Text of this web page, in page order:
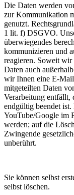
Die Daten werden
zur Kommunikation
genutzt.
1 lit. f) DSGVO.
überwiegendes
kommunizieren und
reagieren. Soweit
Daten auch
wir Ihnen eine E-
mitgeteilten Daten
Verarbeitung entfällt,
endgültig beendet
YouTube/Google im
werden; auf die
Zwingende
unberührt.
Sie können selbst
selbst löschen.